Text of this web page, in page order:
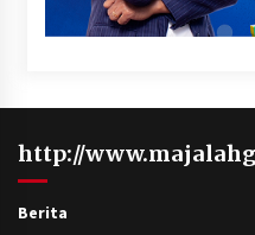
http://
Berita